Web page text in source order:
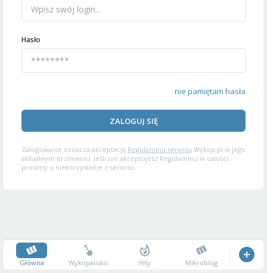
Hasło
nie pamiętam hasła
ZALOGUJ SIĘ
Zalogowanie oznacza akceptację Regulaminu serwisu Wykop.pl w jego
aktualnym brzmieniu. Jeśli nie akceptujesz Regulaminu w całości,
prosimy o niekorzystanie z serwisu.
Główna Wykopalisko Hity Mikroblog